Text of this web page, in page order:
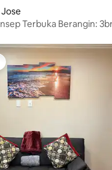
Terbuka Berangin: